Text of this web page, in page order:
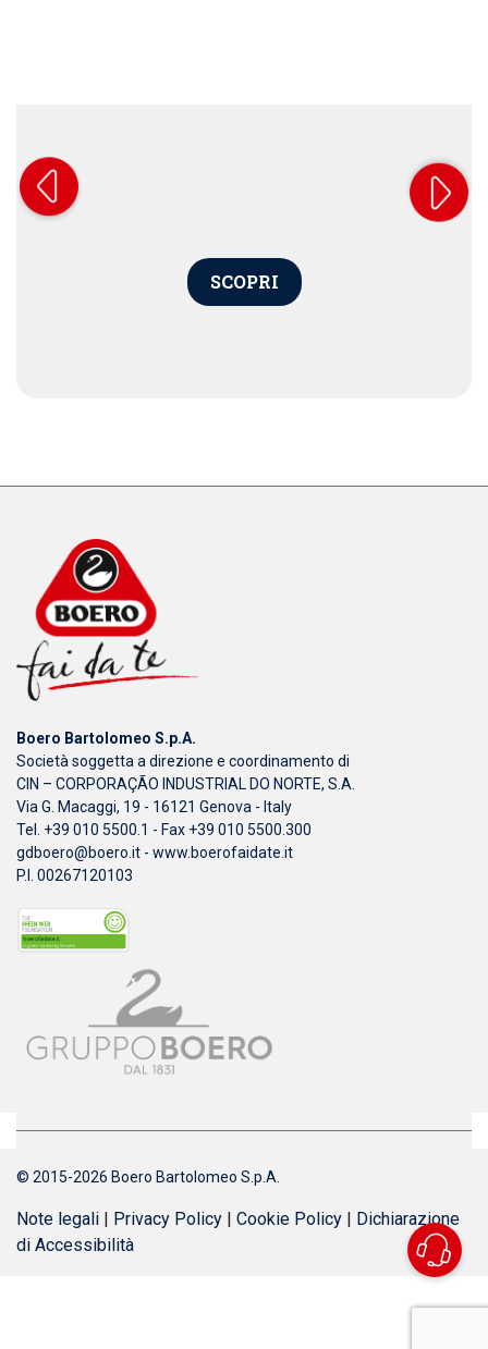
SCOPRI
Boero Bartolomeo S.p.A.
Società soggetta a direzione e coordinamento di
CIN – CORPORAÇÃO INDUSTRIAL DO NORTE, S.A.
Via G. Macaggi, 19 - 16121 Genova - Italy
Tel. +39 010 5500.1 - Fax +39 010 5500.300
gdboero@boero.it - www.boerofaidate.it
P.I. 00267120103
© 2015-2026 Boero Bartolomeo S.p.A.
Note legali | Privacy Policy | Cookie Policy | Dichiarazione
di Accessibilità